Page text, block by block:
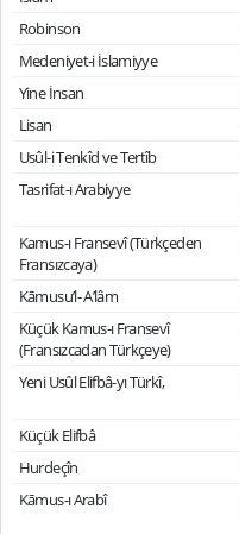
Robinson
Medeniyet-i İslamiyye
Yine İnsan
Lisan
Usûl-i Tenkîd ve Tertîb
Tasrifat-ı Arabiyye
Kamus-ı Fransevî (Türkçeden
Fransızcaya)
Kāmusu’l- A’lâm
Küçük Kamus-ı Fransevî
(Fransızcadan Türkçeye)
Yeni Usûl Elifbâ-yı Türkî,
Küçük Elifbâ
Hurdeçîn
Kāmus-ı Arabî